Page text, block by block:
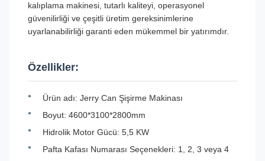
kalıplama makinesi, tutarlı kaliteyi, operasyonel
güvenilirliği ve çeşitli üretim gereksinimlerine
uyarlanabilirliği garanti eden mükemmel bir yatırımdır.
Özellikler:
Ürün adı: Jerry Can Şişirme Makinası
Boyut: 4600*3100*2800mm
Hidrolik Motor Gücü: 5,5 KW
Pafta Kafası Numarası Seçenekleri: 1, 2, 3 veya 4